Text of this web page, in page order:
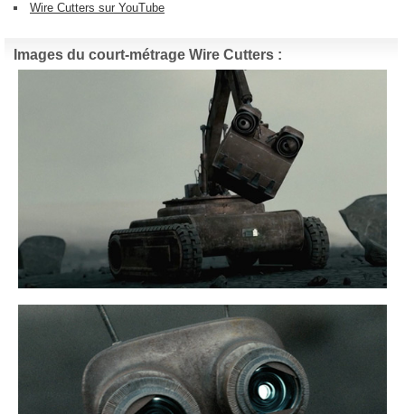
Wire Cutters sur YouTube
Images du court-métrage Wire Cutters :